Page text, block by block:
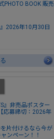
PHOTO BOOK 販売
2026年10月30日
』非売品ポスター
応募締切：2026年
片付けるなら今が
ンペーン！！